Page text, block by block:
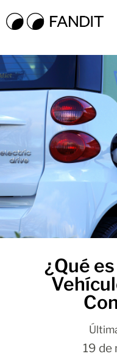
¿Qué
19 de